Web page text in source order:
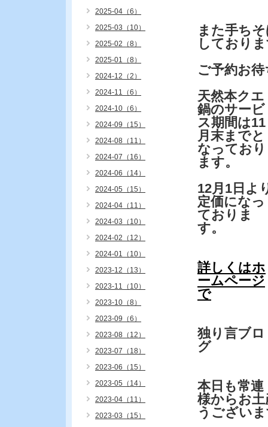
また手ち
しており
ご予約お
天然本クエ
鍋のサービ
ス期間は11
月末までと
なっており
ます。
12月1日よ
定価になっ
ておりま
す。
詳しくはホ
ームページ
で
独り言ブロ
グ
本日も常連
様からお
うござい
2025-04（6）
2025-03（10）
2025-02（8）
2025-01（8）
2024-12（2）
2024-11（6）
2024-10（6）
2024-09（15）
2024-08（11）
2024-07（16）
2024-06（14）
2024-05（15）
2024-04（11）
2024-03（10）
2024-02（12）
2024-01（10）
2023-12（13）
2023-11（10）
2023-10（8）
2023-09（6）
2023-08（12）
2023-07（18）
2023-06（15）
2023-05（14）
2023-04（11）
2023-03（15）